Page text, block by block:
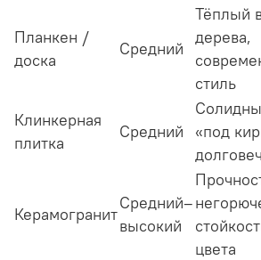
Планкен /
доска
Средний
Тёплый
дерева,
стиль
Клинкерная
плитка
Средний
«под
Керамогранит
Средний–
высокий
цвета